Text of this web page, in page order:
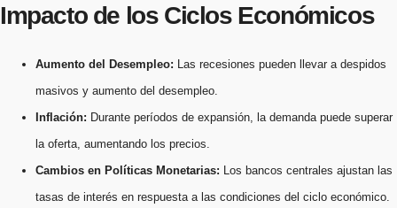
Impacto de los Ciclos Económicos
Aumento del Desempleo: Las recesiones pueden llevar a despidos
masivos y aumento del desempleo.
Inflación: Durante períodos de expansión, la demanda puede superar
la oferta, aumentando los precios.
Cambios en Políticas Monetarias: Los bancos centrales ajustan las
tasas de interés en respuesta a las condiciones del ciclo económico.